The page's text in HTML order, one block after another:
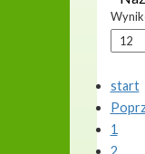
start
1
2